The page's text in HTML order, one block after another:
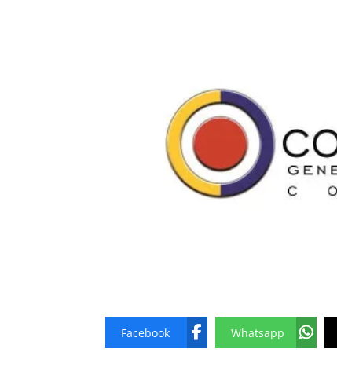
Facebook Whatsapp